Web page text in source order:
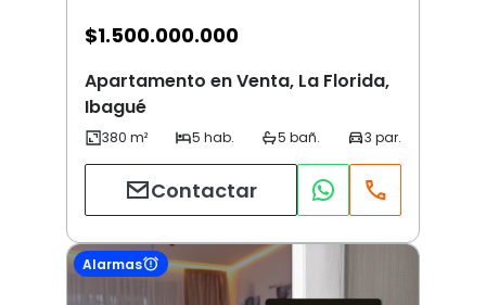
$1.500.000.000
Apartamento en Venta, La Florida,
Ibagué
Contactar
Alarmas